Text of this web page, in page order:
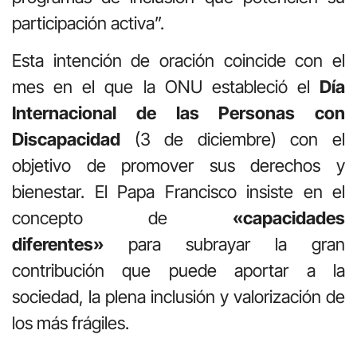
participación activa”.
Esta intención de oración coincide con el
mes en el que la ONU estableció el Día
Internacional de las Personas con
Discapacidad (3 de diciembre) con el
objetivo de promover sus derechos y
bienestar. El Papa Francisco insiste en el
concepto de «capacidades
diferentes» para subrayar la gran
contribución que puede aportar a la
sociedad, la plena inclusión y valorización de
los más frágiles.